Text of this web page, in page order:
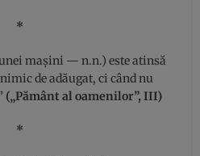
*
mașini — n.n.) este atinsă
de adăugat, ci când nu
(„Pământ al oamenilor”, III)
*